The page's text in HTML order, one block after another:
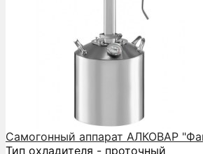
Самогонный аппарат АЛКОВАР
Тип охладителя - проточный